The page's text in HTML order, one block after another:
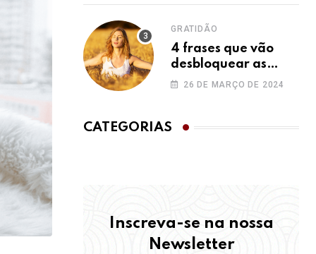
GRATIDÃO
4 frases que vão
desbloquear as
bênçãos na sua vida
26 DE MARÇO DE 2024
CATEGORIAS
Inscreva-se na nossa
Newsletter